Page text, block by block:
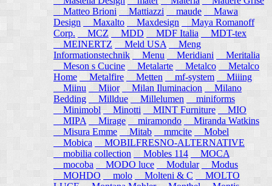
Matteo Brioni
Mattiazzi maude
Mawa
Design
Maxalto Maxdesign
Maya Romanoff
Corp.
MCZ MDD MDF Italia
MDT-tex
MEINERTZ
Meld USA
Meng
Informationstechnik
Menu Meridiani
Meritalia
Meson s Cucine
Metalarte Metalco
Metalco
Home Metalfire Metten mf-system
Miiing
Miinu
Miior Milan Iluminacion
Milano
Bedding
Milldue Millelumen
miniforms
Minimobl Minotti MINT Furniture
MIO
MIPA
Mirage miramondo
Miranda Watkins
Misura Emme
Mitab mmcite
Mobel
Mobica
MOBILFRESNO-ALTERNATIVE
mobilia collection
Mobles 114
MOCA
mocoba
MODO luce Modular
Modus
MOHDO
molo Molteni & C
MOLTO